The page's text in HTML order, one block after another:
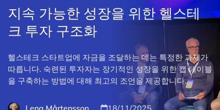
지속 가능한 성장을 위한 헬스테
크 투자 구조화
헬스테크 스타트업에 자금을 조달하는 데는 특정한 과제가
따릅니다. 숙련된 투자자는 장기적인 성장을 위한 캡 테이블
을 구축하는 방법에 대해 최고의 조언을 제공합니다.
Lena Mårtensson 18/11/2025